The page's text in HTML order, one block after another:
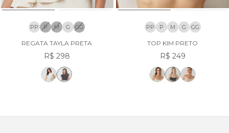
PP P M G GG
REGATA TAYLA PRETA
R$ 298
PP P M G GG
TOP KIM PRETO
R$ 249